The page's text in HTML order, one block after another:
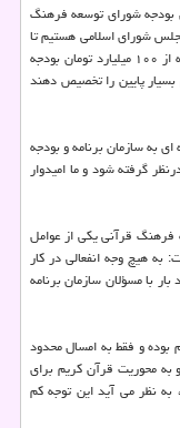
فرهنگی درباره كاهش ۸۰ درصدی بودجه شورای توسعه فرهنگ
با مجلس شورای اسلامی هستیم تا
آنرا بالا برند. البته این نكته را هم باید خاطرنشان كرد كه از ۱۰۰ میلیارد تومان بودجه
بسیار پایین را تخصیص دهند
به سازمان برنامه و بودجه
كرده اند تا تخصیص حداكثری برای بودجه سال ۹۸ درنظر گرفته شود و ما امیدوار
قرآنی یكی از عوامل
اظهار داشت: به هیچ وجه انفعالی در كار
با مسؤلان سازمان برنامه
و فقط به امسال محدود
به محوریت قرآن كریم برای
به نظر می آید این توجه كم